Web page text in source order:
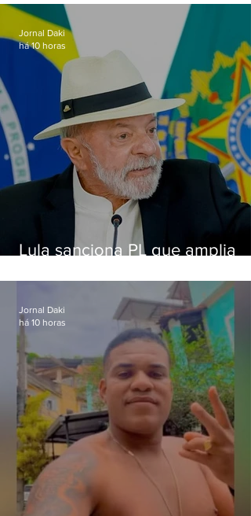
Lula sanciona PL que amplia
crianças
Jornal Daki
há 10 horas
Jornal Daki
há 10 horas